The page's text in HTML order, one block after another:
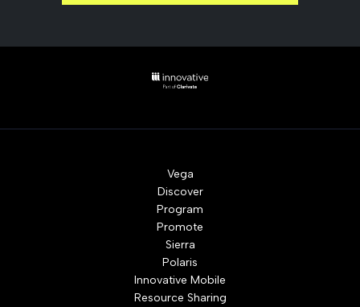
Vega
Discover
Program
Promote
Sierra
Polaris
Innovative Mobile
Resource Sharing